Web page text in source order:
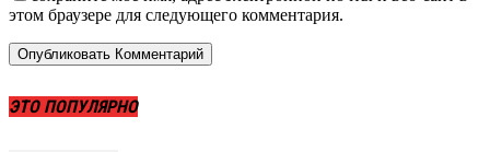
этом браузере для следующего комментария.
ЭТО ПОПУЛЯРНО